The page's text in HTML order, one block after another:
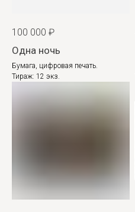
100 000 ₽
Одна ночь
Бумага, цифровая печать.
Тираж: 12 экз.